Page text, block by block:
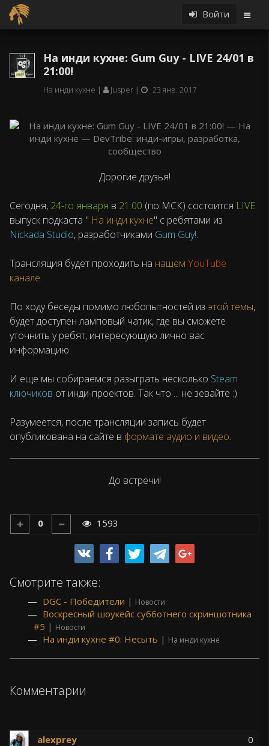
Войти
На инди кухне: Gum Guy - LIVE 24/01 в
21:00!
На инди кухне Jusper 23 янв. 2017
Дорогие друзья!
Сегодня, 24-го января в 21:00 (по МСК) состоится LIVE
выпуск подкаста " На инди кухне" с ребятами из
Nickada Studio, разработчиками Gum Guy!.
Трансляция будет проходить на нашем YouTube
канале.
По ходу беседы помимо любопытностей из этой темы,
будет доступен ламповый чатик, где вы сможете
уточнить у ребят, интересующую лично вас
информацию.
И еще мы собираемся разыграть несколько Steam
ключиков от инди-проектов. Так что ... не зевайте :)
Разумеется, после трансляции запись будет
опубликована на сайте в формате аудио и видео.
До встречи!
0 1593
Смотрите также:
DGC - Победители | Новости
Воскресный шоукейс субботнего скриншотника
#5 | Новости
На инди кухне #0: Несыть | На инди кухне
Комментарии
alexprey 0